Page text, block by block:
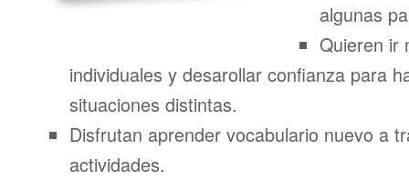
algunas
Quieren ir
individuales y desarollar confianza para
situaciones distintas.
Disfrutan aprender vocabulario nuevo a
actividades.